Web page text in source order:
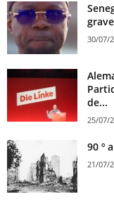
30/07/
de...
25/07/
90 º
21/07/